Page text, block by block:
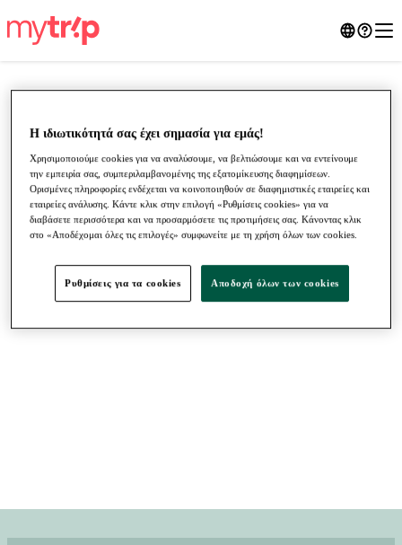
● ●●
Η ιδιωτικότητά σας έχει σημασία για εμάς!
Χρησιμοποιούμε cookies για να αναλύσουμε, να βελτιώσουμε και να εντείνουμε
την εμπειρία σας, συμπεριλαμβανομένης της εξατομίκευσης διαφημίσεων.
Ορισμένες πληροφορίες ενδέχεται να κοινοποιηθούν σε διαφημιστικές εταιρείες και
εταιρείες ανάλυσης. Κάντε κλικ στην επιλογή «Ρυθμίσεις cookies» για να
διαβάσετε περισσότερα και να προσαρμόσετε τις προτιμήσεις σας. Κάνοντας κλικ
στο «Αποδέχομαι όλες τις επιλογές» συμφωνείτε με τη χρήση όλων των cookies.
Ρυθμίσεις για τα cookies Αποδοχή όλων των cookies